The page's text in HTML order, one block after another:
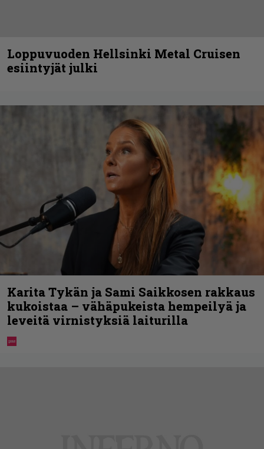
Loppuvuoden Hellsinki Metal Cruisen
esiintyjät julki
Karita Tykän ja Sami Saikkosen rakkaus
kukoistaa – vähäpukeista hempeilyä ja
leveitä virnistyksiä laiturilla